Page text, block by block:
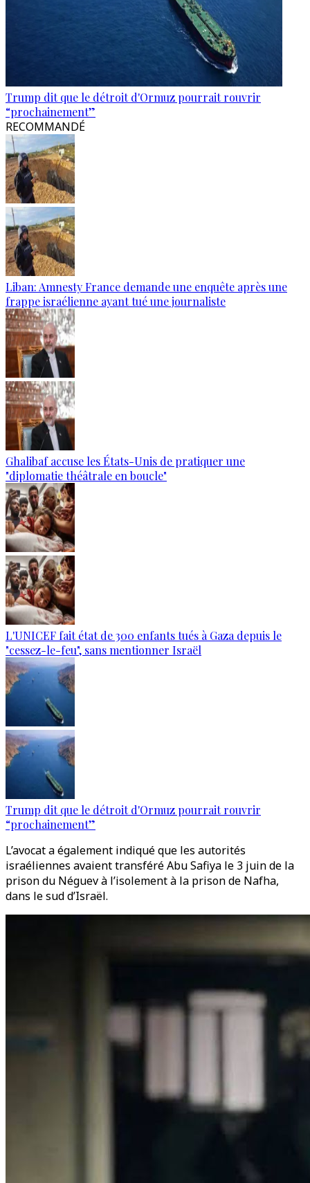
Trump dit que le détroit d'Ormuz pourrait rouvrir
“prochainement”
RECOMMANDÉ
Liban: Amnesty France demande une enquête après une
frappe israélienne ayant tué une journaliste
Ghalibaf accuse les États-Unis de pratiquer une
"diplomatie théâtrale en boucle"
L'UNICEF fait état de 300 enfants tués à Gaza depuis le
"cessez-le-feu", sans mentionner Israël
Trump dit que le détroit d'Ormuz pourrait rouvrir
“prochainement”
L’avocat a également indiqué que les autorités
israéliennes avaient transféré Abu Safiya le 3 juin de la
prison du Néguev à l’isolement à la prison de Nafha,
dans le sud d’Israël.